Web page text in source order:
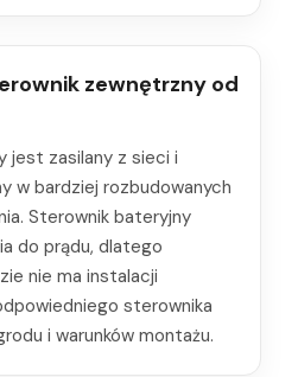
zewnętrzny od
jest zasilany z sieci i
w bardziej rozbudowanych
Sterownik bateryjny
do prądu, dlatego
nie ma instalacji
sterownika
i warunków montażu.